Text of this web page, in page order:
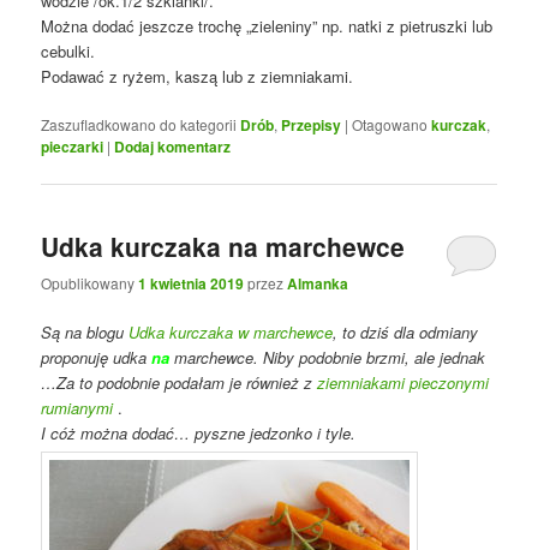
Można dodać jeszcze trochę „zieleniny” np. natki z pietruszki lub
cebulki.
Podawać z ryżem, kaszą lub z ziemniakami.
Zaszufladkowano do kategorii Drób, Przepisy |Otagowano kurczak,
pieczarki | Dodaj komentarz
Udka kurczaka na marchewce
Opublikowany1 kwietnia 2019przezAlmanka
Są na blogu Udka kurczaka w marchewce, to dziś dla odmiany
proponuję udkana marchewce. Niby podobnie brzmi, ale jednak
…Za to podobnie podałam je również zziemniakami pieczonymi
rumianymi .
I cóż można dodać… pyszne jedzonko i tyle.